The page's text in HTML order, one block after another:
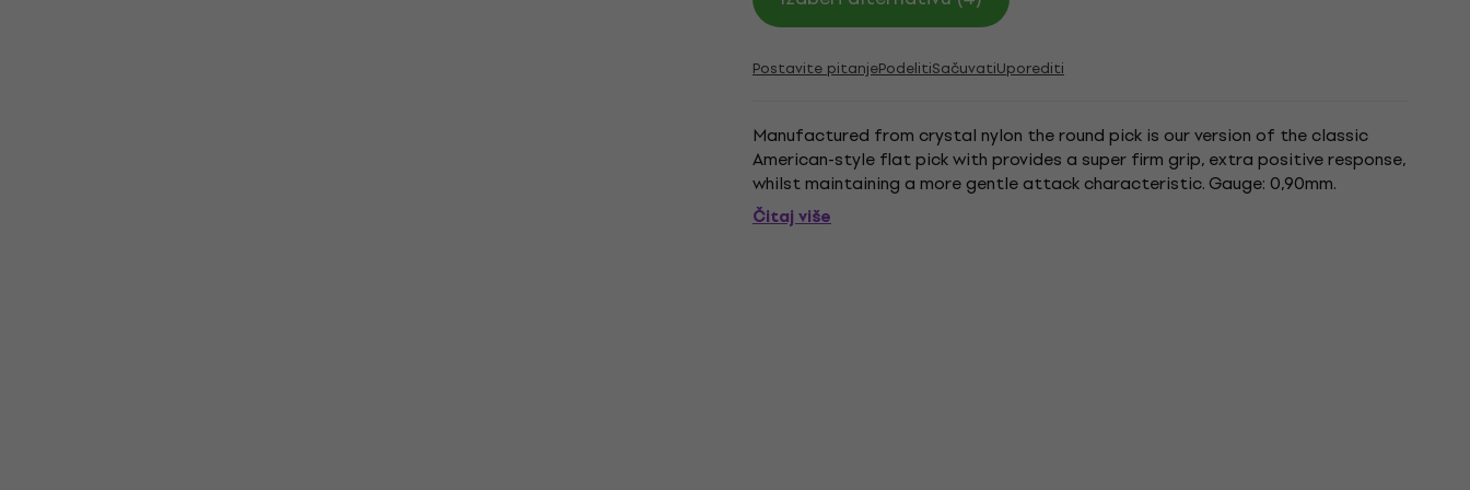
Postavite pitanjePodelitiSačuvatiUporediti
Manufactured from crystal nylon the round pick is our version of the classic
American-style flat pick with provides a super firm grip, extra positive response,
whilst maintaining a more gentle attack characteristic. Gauge: 0,90mm.
Čitaj više